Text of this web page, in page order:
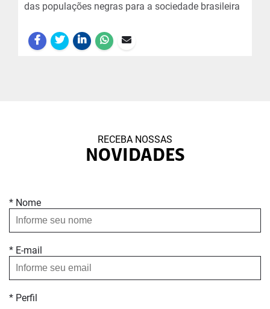
das populações negras para a sociedade brasileira
RECEBA NOSSAS
NOVIDADES
* Nome
* E-mail
* Perfil